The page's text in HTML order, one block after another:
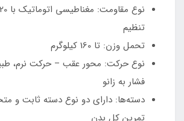
تنظیم
تحمل وزن: تا 160 کیلوگرم
نوع حرکت: محور عقب – حرکت نرم،
فشار به زانو
دسته‌ها: دارای دو نوع دسته ثابت و